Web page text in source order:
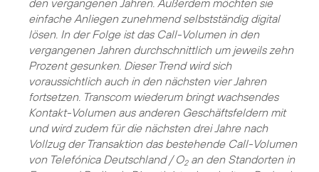
einfache Anliegen zunehmend selbstständig digital
lösen. In der Folge ist das Call-Volumen in den
vergangenen Jahren durchschnittlich um jeweils zehn
Prozent gesunken. Dieser Trend wird sich
voraussichtlich auch in den nächsten vier Jahren
fortsetzen. Transcom wiederum bringt wachsendes
Kontakt-Volumen aus anderen Geschäftsfeldern mit
und wird zudem für die nächsten drei Jahre nach
Vollzug der Transaktion das bestehende Call-Volumen
von Telefónica Deutschland / O2an den Standorten in